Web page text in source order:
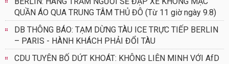
QUẦN ÁO QUA TRUNG TÂM THỦ ĐÔ (Từ 11 giờ ngày 9.8)
DB THÔNG BÁO: TẠM DỪNG TÀU ICE TRỰC TIẾP BERLIN
– PARIS - HÀNH KHÁCH PHẢI ĐỔI TÀU
CDU TUYÊN BỐ DỨT KHOÁT: KHÔNG LIÊN MINH VỚI AfD